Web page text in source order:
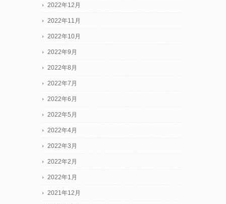
2022年12月
2022年11月
2022年10月
2022年9月
2022年8月
2022年7月
2022年6月
2022年5月
2022年4月
2022年3月
2022年2月
2022年1月
2021年12月